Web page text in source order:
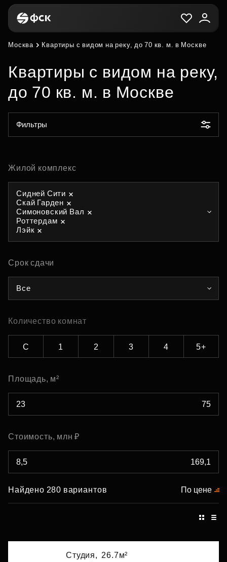
Москва Квартиры с видом на реку, до 70 кв. м. в Москве
Квартиры с видом на реку,
до 70 кв. м. в Москве
Фильтры
Жилой комплекс
Сидней Сити
Скай Гарден
Симоновский Вал
Роттердам
Лэйк
Срок сдачи
Все
Количество комнат
С 1 2 3 4 5+
Площадь, м²
Стоимость, млн ₽
Найдено 280 вариантов По цене
Студия, 26.7м²